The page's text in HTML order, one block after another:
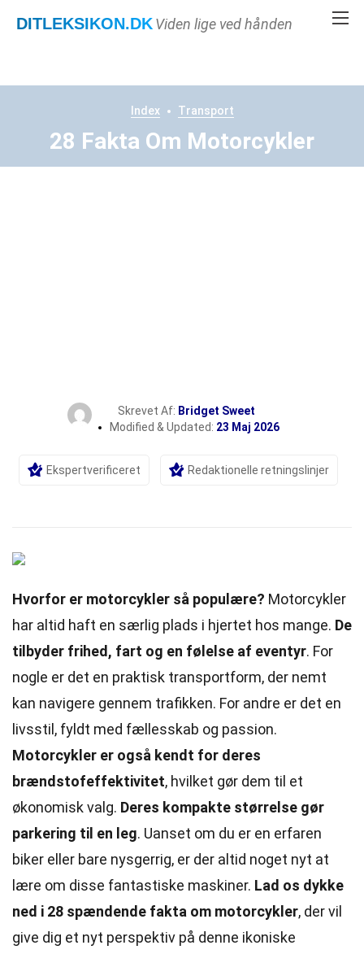
DITLEKSIKON.DKViden lige ved hånden
Index Transport
28 Fakta Om Motorcykler
Skrevet Af: Bridget Sweet
Modified & Updated: 23 Maj 2026
Ekspertverificeret Redaktionelle retningslinjer
Hvorfor er motorcykler så populære? Motorcykler
har altid haft en særlig plads i hjertet hos mange. De
tilbyder frihed, fart og en følelse af eventyr. For
nogle er det en praktisk transportform, der nemt
kan navigere gennem trafikken. For andre er det en
livsstil, fyldt med fællesskab og passion.
Motorcykler er også kendt for deres
brændstofeffektivitet, hvilket gør dem til et
økonomisk valg. Deres kompakte størrelse gør
parkering til en leg. Uanset om du er en erfaren
biker eller bare nysgerrig, er der altid noget nyt at
lære om disse fantastiske maskiner. Lad os dykke
ned i 28 spændende fakta om motorcykler, der vil
give dig et nyt perspektiv på denne ikoniske